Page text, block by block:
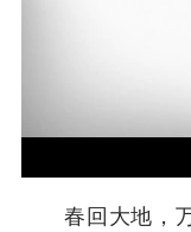
春回大地，